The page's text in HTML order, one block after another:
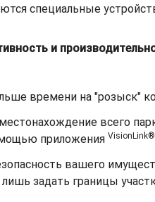
специальные
и
времени на "розыск"
всего
приложения VisionLink®
вашего
лишь задать границы